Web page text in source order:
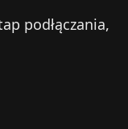
podłączania,